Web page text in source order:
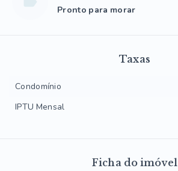
Pronto para morar
Taxas
Condomínio
IPTU Mensal
Ficha do imóvel